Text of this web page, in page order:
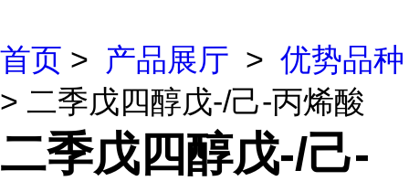
首页 > 产品展厅 > 优势品种
> 二季戊四醇戊-/己-丙烯酸
二季戊四醇戊-/己-